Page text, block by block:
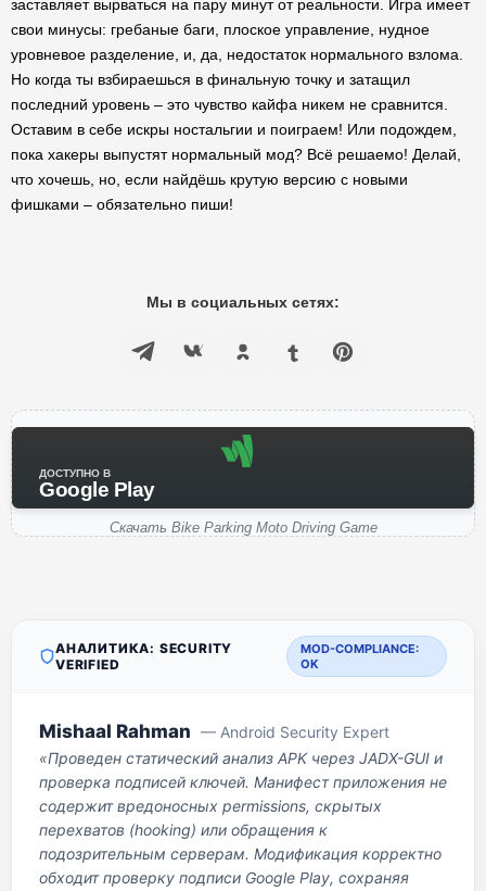
заставляет вырваться на пару минут от реальности. Игра имеет
свои минусы: гребаные баги, плоское управление, нудное
уровневое разделение, и, да, недостаток нормального взлома.
Но когда ты взбираешься в финальную точку и затащил
последний уровень – это чувство кайфа никем не сравнится.
Оставим в себе искры ностальгии и поиграем! Или подождем,
пока хакеры выпустят нормальный мод? Всё решаемо! Делай,
что хочешь, но, если найдёшь крутую версию с новыми
фишками – обязательно пиши!
Мы в социальных сетях:
ДОСТУПНО В
Google Play
Скачать Bike Parking Moto Driving Game
АНАЛИТИКА: SECURITY
VERIFIED
MOD-COMPLIANCE:
OK
Mishaal Rahman — Android Security Expert
«Проведен статический анализ APK через JADX-GUI и
проверка подписей ключей. Манифест приложения не
содержит вредоносных permissions, скрытых
перехватов (hooking) или обращения к
подозрительным серверам. Модификация корректно
обходит проверку подписи Google Play, сохраняя